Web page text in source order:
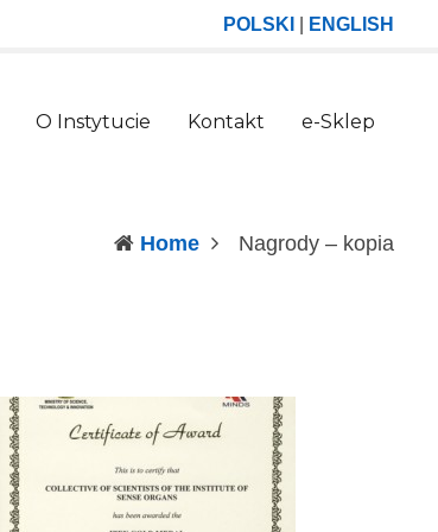
POLSKI | ENGLISH
O Instytucie Kontakt e-Sklep
Home Nagrody – kopia